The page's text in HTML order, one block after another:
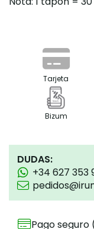
Tarjeta
Bizum
DUDAS:
+34 627 353
Pago seguro